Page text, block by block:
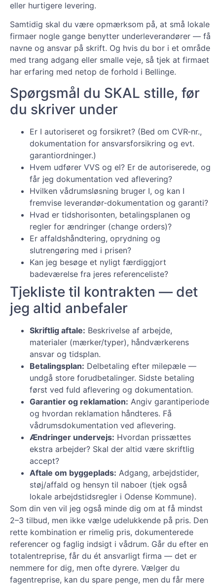
eller hurtigere levering.
Samtidig skal du være opmærksom på, at små lokale
firmaer nogle gange benytter underleverandører — få
navne og ansvar på skrift. Og hvis du bor i et område
med trang adgang eller smalle veje, så tjek at firmaet
har erfaring med netop de forhold i Bellinge.
Spørgsmål du SKAL stille, før
du skriver under
Er I autoriseret og forsikret? (Bed om CVR‑nr.,
dokumentation for ansvarsforsikring og evt.
garantiordninger.)
Hvem udfører VVS og el? Er de autoriserede, og
får jeg dokumentation ved aflevering?
Hvilken vådrumsløsning bruger I, og kan I
fremvise leverandør‑dokumentation og garanti?
Hvad er tidshorisonten, betalingsplanen og
regler for ændringer (change orders)?
Er affaldshåndtering, oprydning og
slutrengøring med i prisen?
Kan jeg besøge et nyligt færdiggjort
badeværelse fra jeres referenceliste?
Tjekliste til kontrakten — det
jeg altid anbefaler
Skriftlig aftale: Beskrivelse af arbejde,
materialer (mærker/typer), håndværkerens
ansvar og tidsplan.
Betalingsplan: Delbetaling efter milepæle —
undgå store forudbetalinger. Sidste betaling
først ved fuld aflevering og dokumentation.
Garantier og reklamation: Angiv garantiperiode
og hvordan reklamation håndteres. Få
vådrumsdokumentation ved aflevering.
Ændringer undervejs: Hvordan prissættes
ekstra arbejder? Skal der altid være skriftlig
accept?
Aftale om byggeplads: Adgang, arbejdstider,
støj/affald og hensyn til naboer (tjek også
lokale arbejdstidsregler i Odense Kommune).
Som din ven vil jeg også minde dig om at få mindst
2–3 tilbud, men ikke vælge udelukkende på pris. Den
rette kombination er rimelig pris, dokumenterede
referencer og faglig indsigt i vådrum. Går du efter en
totalentreprise, får du ét ansvarligt firma — det er
nemmere for dig, men ofte dyrere. Vælger du
fagentreprise, kan du spare penge, men du får mere